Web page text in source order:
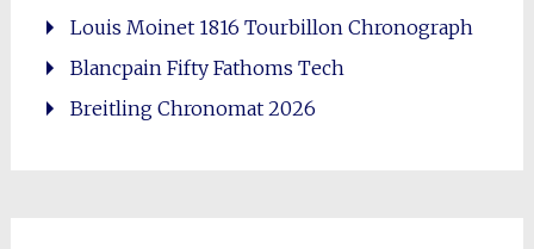
Louis Moinet 1816 Tourbillon Chronograph
Blancpain Fifty Fathoms Tech
Breitling Chronomat 2026